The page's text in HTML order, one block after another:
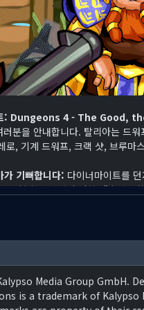
트: Dungeons 4 - The Good,
분을 안내합니다. 탈리아는 드
로, 기계 드워프, 크랙 샷, 브루마
가 기뻐합니다: 다이너마이트를
을 부수고 내면의 기차 애호가를
력에서는 용암을 뿜어내는 하이
니다!
아는 이를 말 그대로 받아들입니
입합니다.
Media Group GmbH.
is a trademark of